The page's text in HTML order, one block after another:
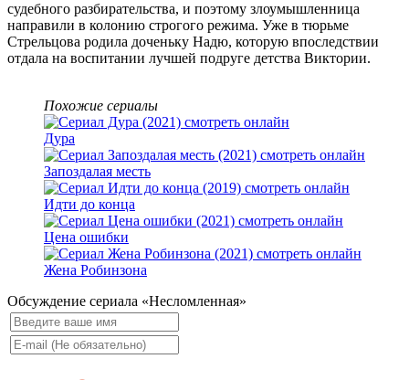
судебного разбирательства, и поэтому злоумышленница
направили в колонию строгого режима. Уже в тюрьме
Стрельцова родила доченьку Надю, которую впоследствии
отдала на воспитании лучшей подруге детства Виктории.
Похожие сериалы
Дура
Запоздалая месть
Идти до конца
Цена ошибки
Жена Робинзона
Обсуждение сериала «Несломленная»